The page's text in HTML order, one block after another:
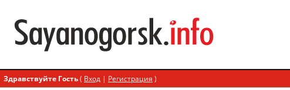
Здравствуйте Гость( Вход | Регистрация )